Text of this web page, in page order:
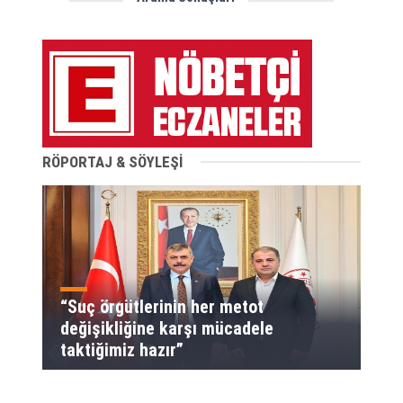
RÖPORTAJ & SÖYLEŞİ
“Suç örgütlerinin her metot
değişikliğine karşı mücadele
taktiğimiz hazır”